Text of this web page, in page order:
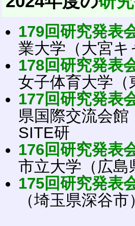
179回研究発表
業大学（大宮
178回研究発表
女子体育大学（
177回研究発表
県国際交流会
SITE研
176回研究発表
市立大学（広島
175回研究発表
（埼玉県深谷市